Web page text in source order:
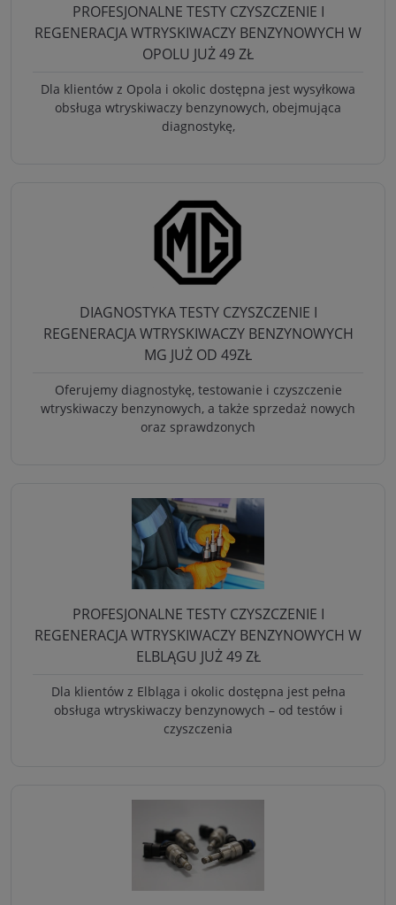
PROFESJONALNE TESTY CZYSZCZENIE I
REGENERACJA WTRYSKIWACZY BENZYNOWYCH W
OPOLU JUŻ 49 ZŁ
Dla klientów z Opola i okolic dostępna jest wysyłkowa
obsługa wtryskiwaczy benzynowych, obejmująca
diagnostykę,
DIAGNOSTYKA TESTY CZYSZCZENIE I
REGENERACJA WTRYSKIWACZY BENZYNOWYCH
MG JUŻ OD 49ZŁ
Oferujemy diagnostykę, testowanie i czyszczenie
wtryskiwaczy benzynowych, a także sprzedaż nowych
oraz sprawdzonych
PROFESJONALNE TESTY CZYSZCZENIE I
REGENERACJA WTRYSKIWACZY BENZYNOWYCH W
ELBLĄGU JUŻ 49 ZŁ
Dla klientów z Elbląga i okolic dostępna jest pełna
obsługa wtryskiwaczy benzynowych – od testów i
czyszczenia